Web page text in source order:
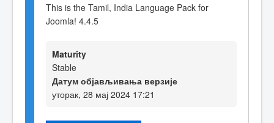
This is the Tamil, India Language Pack for
Joomla! 4.4.5
Maturity
Stable
Датум објављивања верзије
уторак, 28 мај 2024 17:21